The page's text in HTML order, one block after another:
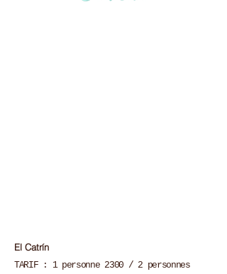
El Catrín
TARIF : 1 personne 2300 / 2 personnes